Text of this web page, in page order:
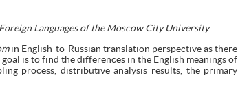
Languages of the Moscow City University
in English-to-Russian translation perspective as there
is to find the differences in the English meanings of
process, distributive analysis results, the primary